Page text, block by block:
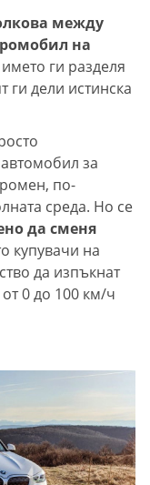
между
на
ги разделя
ги дели истинска
за
по-
среда. Но се
да сменя
купувачи на
да изпъкнат
от 0 до 100 км/ч